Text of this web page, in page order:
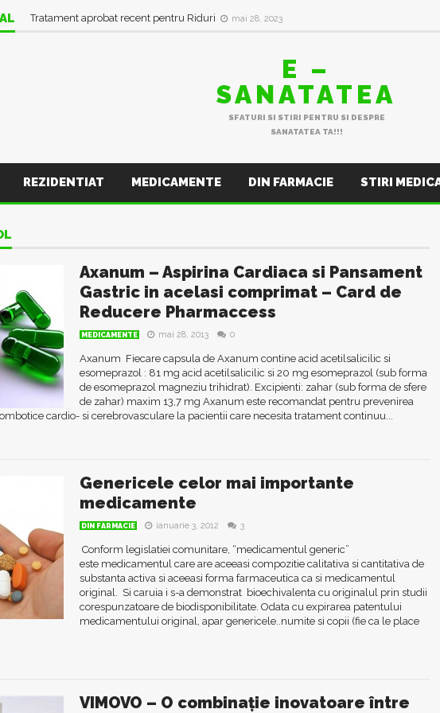
Tratament aprobat recent pentru Riduri mai 28, 2023
E –
SANATATEA
SFATURI SI STIRI PENTRU SI DESPRE
SANATATEA TA!!!
REZIDENTIAT MEDICAMENTE DIN FARMACIE STIRI
Axanum – Aspirina Cardiaca si Pansament
Gastric in acelasi comprimat – Card de
Reducere Pharmaccess
MEDICAMENTE mai 28, 2013 0
Axanum Fiecare capsula de Axanum contine acid acetilsalicilic si
esomeprazol : 81 mg acid acetilsalicilic si 20 mg esomeprazol (sub forma
de esomeprazol magneziu trihidrat). Excipienti: zahar (sub forma de sfere
de zahar) maxim 13,7 mg Axanum este recomandat pentru prevenirea
cardio- si cerebrovasculare la pacientii care necesita tratament continuu...
Genericele celor mai importante
medicamente
DIN FARMACIE ianuarie 3, 2012 3
Conform legislatiei comunitare, “medicamentul generic”
este medicamentul care are aceeasi compozitie calitativa si cantitativa de
substanta activa si aceeasi forma farmaceutica ca si medicamentul
original. Si caruia i s-a demonstrat bioechivalenta cu originalul prin studii
corespunzatoare de biodisponibilitate. Odata cu expirarea patentului
medicamentului original, apar genericele..numite si copii (fie ca le place
VIMOVO – O combinație inovatoare între